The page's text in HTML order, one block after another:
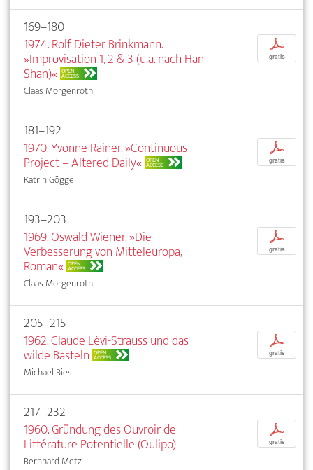
169–180
1974. Rolf Dieter Brinkmann.
»Improvisation 1, 2 & 3 (u.a. nach Han
Shan)« OPEN
ACCESS
Claas Morgenroth
p
gratis
181–192
1970. Yvonne Rainer. »Continuous
Project – Altered Daily« OPEN
ACCESS
Katrin Göggel
p
gratis
193–203
1969. Oswald Wiener. »Die
Verbesserung von Mitteleuropa,
Roman« OPEN
ACCESS
Claas Morgenroth
p
gratis
205–215
1962. Claude Lévi-Strauss und das
wilde Basteln OPEN
ACCESS
Michael Bies
p
gratis
217–232
1960. Gründung des Ouvroir de
Littérature Potentielle (Oulipo)
Bernhard Metz
p
gratis